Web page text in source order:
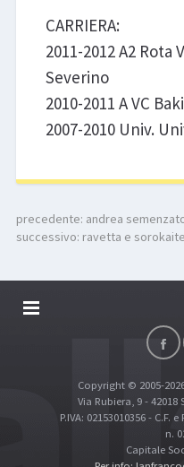
CARRIERA:
2011-2012 A2 Rota
Severino
2010-2011 A VC
2007-2010 Univ.
precedente: andrea
successivo: ravetta e
DALLARIVOLLEY SOSTIENE
TOP RICERCHE
SITE MAP
Copyright © 2005-
Via Rubiera, 9 -
P.IVA: 02153010356 -
n.
Capitale